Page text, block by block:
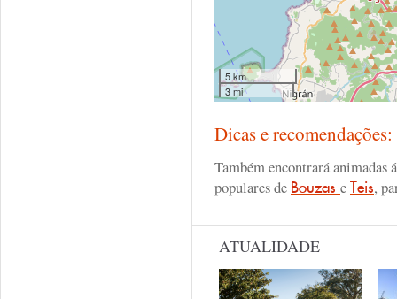
5 km
3 mi
Dicas e
Também encontrará animadas
populares de Bouzas eTeis,
ATUALIDADE